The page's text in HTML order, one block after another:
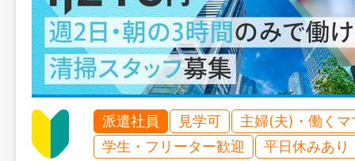
派遣社員 見学可
主婦(夫)・働くマ
学生・フリーター歓迎
平日休みあり